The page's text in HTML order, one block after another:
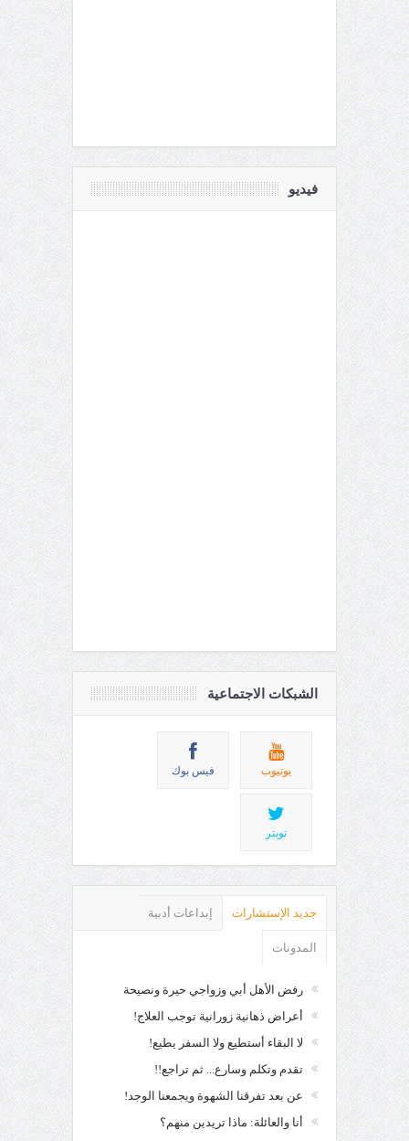
فيديو
الشبكات الاجتماعية
يوتيوب فيس بوك
تويتر
جديد الإستشارات إبداعات أدبية
المدونات
رفض الأهل أبي وزواجي حيرة ونصيحة
أعراض ذهانية زورانية توجب العلاج!
لا البقاء أستطيع ولا السفر يطيع!
تقدم وتكلم وسارع... ثم تراجع!!
عن بعد تفرقنا الشهوة ويجمعنا الوجد!
أنا والعائلة: ماذا تريدين منهم؟